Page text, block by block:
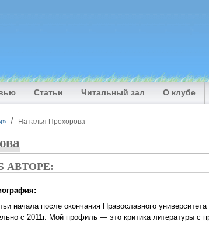
Статьи Читальный зал О клубе
Наталья Прохорова
АВТОРЕ:
начала после окончания Православного университета
с 2011г. Мой профиль — это критика литературы с